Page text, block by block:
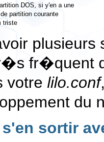
DOS, si y'en a une
partition courante
plusieurs
fr�quent
votre lilo.conf
du
sortir